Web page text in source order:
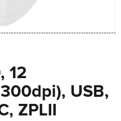
12
USB,
ZPLII